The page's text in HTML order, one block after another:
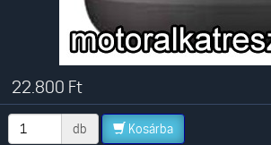
22.800 Ft
db Kosárba